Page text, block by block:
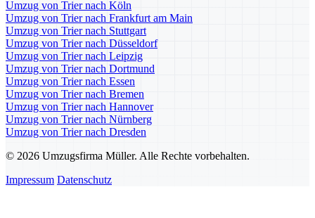
Umzug von Trier nach Köln
Umzug von Trier nach Frankfurt am Main
Umzug von Trier nach Stuttgart
Umzug von Trier nach Düsseldorf
Umzug von Trier nach Leipzig
Umzug von Trier nach Dortmund
Umzug von Trier nach Essen
Umzug von Trier nach Bremen
Umzug von Trier nach Hannover
Umzug von Trier nach Nürnberg
Umzug von Trier nach Dresden
© 2026 Umzugsfirma Müller. Alle Rechte vorbehalten.
Impressum Datenschutz